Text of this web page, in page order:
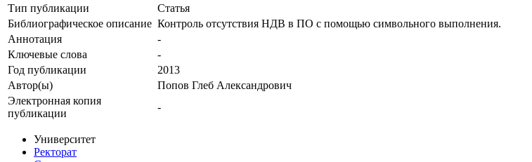
Тип публикации
Статья
Библиографическое описание Контроль отсутствия НДВ в ПО с помощью символьного выполнения.
Аннотация
-
Ключевые cлова
-
Год публикации
2013
Автор(ы)
Попов Глеб Александрович
Электронная копия
публикации
-
Университет
Ректорат